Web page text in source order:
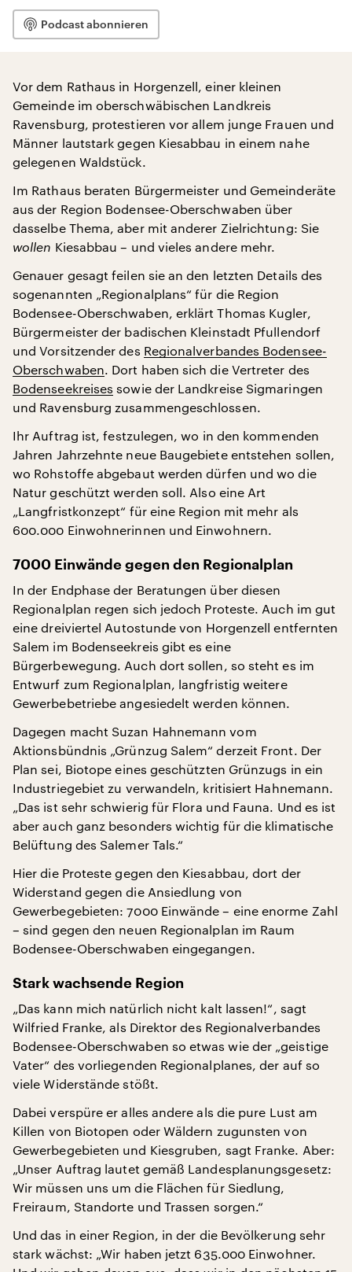
Podcast abonnieren
Vor dem Rathaus in Horgenzell, einer kleinen
Gemeinde im oberschwäbischen Landkreis
Ravensburg, protestieren vor allem junge Frauen und
Männer lautstark gegen Kiesabbau in einem nahe
gelegenen Waldstück.
Im Rathaus beraten Bürgermeister und Gemeinderäte
aus der Region Bodensee-Oberschwaben über
dasselbe Thema, aber mit anderer Zielrichtung: Sie
wollen Kiesabbau – und vieles andere mehr.
Genauer gesagt feilen sie an den letzten Details des
sogenannten „Regionalplans“ für die Region
Bodensee-Oberschwaben, erklärt Thomas Kugler,
Bürgermeister der badischen Kleinstadt Pfullendorf
und Vorsitzender des Regionalverbandes Bodensee-
Oberschwaben. Dort haben sich die Vertreter des
Bodenseekreises sowie der Landkreise Sigmaringen
und Ravensburg zusammengeschlossen.
Ihr Auftrag ist, festzulegen, wo in den kommenden
Jahren Jahrzehnte neue Baugebiete entstehen sollen,
wo Rohstoffe abgebaut werden dürfen und wo die
Natur geschützt werden soll. Also eine Art
„Langfristkonzept“ für eine Region mit mehr als
600.000 Einwohnerinnen und Einwohnern.
7000 Einwände gegen den Regionalplan
In der Endphase der Beratungen über diesen
Regionalplan regen sich jedoch Proteste. Auch im gut
eine dreiviertel Autostunde von Horgenzell entfernten
Salem im Bodenseekreis gibt es eine
Bürgerbewegung. Auch dort sollen, so steht es im
Entwurf zum Regionalplan, langfristig weitere
Gewerbebetriebe angesiedelt werden können.
Dagegen macht Suzan Hahnemann vom
Aktionsbündnis „Grünzug Salem“ derzeit Front. Der
Plan sei, Biotope eines geschützten Grünzugs in ein
Industriegebiet zu verwandeln, kritisiert Hahnemann.
„Das ist sehr schwierig für Flora und Fauna. Und es ist
aber auch ganz besonders wichtig für die klimatische
Belüftung des Salemer Tals.“
Hier die Proteste gegen den Kiesabbau, dort der
Widerstand gegen die Ansiedlung von
Gewerbegebieten: 7000 Einwände – eine enorme Zahl
– sind gegen den neuen Regionalplan im Raum
Bodensee-Oberschwaben eingegangen.
Stark wachsende Region
„Das kann mich natürlich nicht kalt lassen!“, sagt
Wilfried Franke, als Direktor des Regionalverbandes
Bodensee-Oberschwaben so etwas wie der „geistige
Vater“ des vorliegenden Regionalplanes, der auf so
viele Widerstände stößt.
Dabei verspüre er alles andere als die pure Lust am
Killen von Biotopen oder Wäldern zugunsten von
Gewerbegebieten und Kiesgruben, sagt Franke. Aber:
„Unser Auftrag lautet gemäß Landesplanungsgesetz:
Wir müssen uns um die Flächen für Siedlung,
Freiraum, Standorte und Trassen sorgen.“
Und das in einer Region, in der die Bevölkerung sehr
stark wächst: „Wir haben jetzt 635.000 Einwohner.